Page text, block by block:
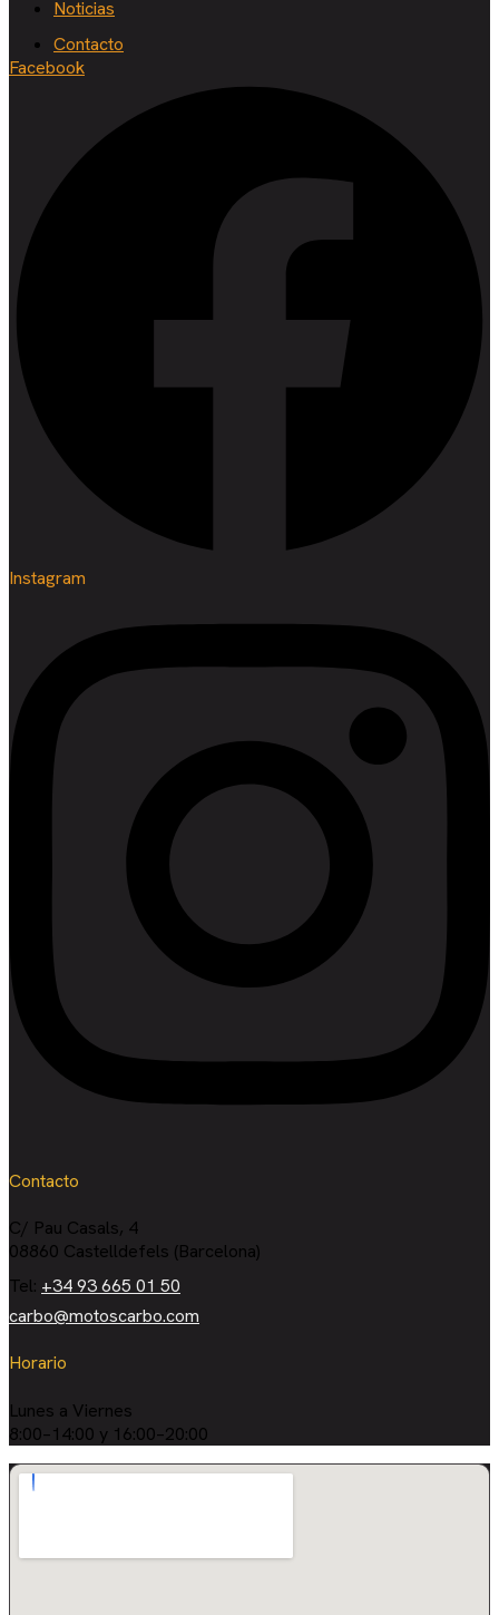
Noticias
Contacto
Facebook
Instagram
Contacto
C/ Pau Casals, 4
08860 Castelldefels (Barcelona)
Tel: +34 93 665 01 50
carbo@motoscarbo.com
Horario
Lunes a Viernes
8:00–14:00 y 16:00–20:00